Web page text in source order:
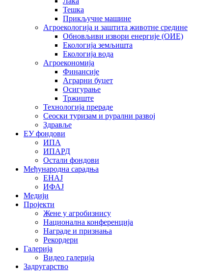
Тешка
Прикључне машине
Агроекологија и заштита животне средине
Обновљиви извори енергије (ОИЕ)
Екологија земљишта
Екологија вода
Агроекономија
Финансије
Аграрни буџет
Осигурање
Тржиште
Технологија прераде
Сеоски туризам и рурални развој
Здравље
ЕУ фондови
ИПА
ИПАРД
Остали фондови
Међународна сарадња
ЕНАЈ
ИФАЈ
Медији
Пројекти
Жене у агробизнису
Национална конференција
Награде и признања
Рекордери
Галерија
Видео галерија
Задругарство